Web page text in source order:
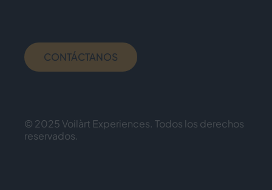
CONTÁCTANOS
© 2025 Voilàrt Experiences. Todos los derechos
reservados.